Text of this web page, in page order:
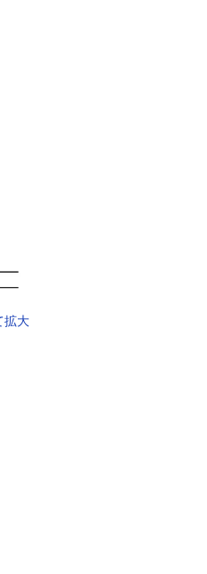
拡大